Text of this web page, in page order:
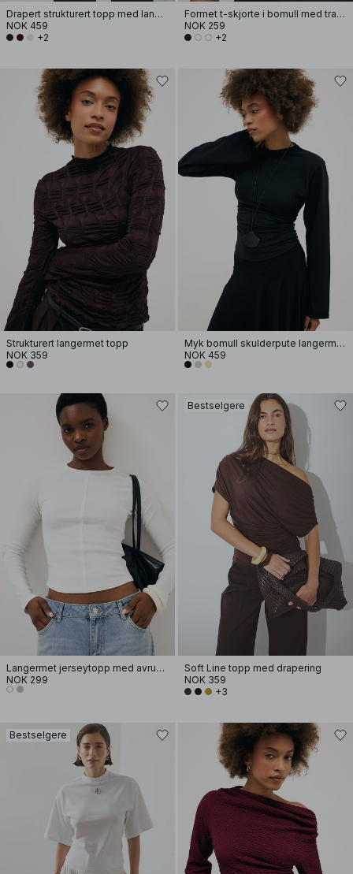
Drapert strukturert topp med lange ermer
NOK 459
+2
Formet t-skjorte i bomull med traktformet hals
NOK 259
+2
Strukturert langermet topp
NOK 359
Myk bomull skulderpute langermet T-skjorte
NOK 459
Langermet jerseytopp med avrundet kant
NOK 299
Bestselgere
Soft Line topp med drapering
NOK 359
+3
Bestselgere